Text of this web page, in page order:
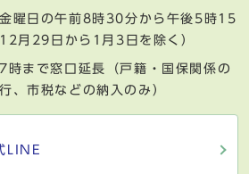
曜日の午前8時30分から午後5時15
月29日から1月3日を除く）
時まで窓口延長（戸籍・国保関係の
、市税などの納入のみ）
LINE